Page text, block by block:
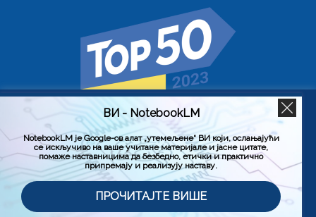
Политика приватности Услови коришћења (Лиценца)
Користимо колачиће на овој веб страници да бисмо вам
побољшали искуство коришћења нашег сајта тако што
ћемо запамтити ваше жељене поставке. Кликом на
„Прихвати све“, пристајете на употребу СВИХ колачића.
Међутим, можете да посетите „Подешавање колачића“
да бисте дали контролисану сагласност.
ВИ - NotebookLM
NotebookLM је Google-ов алат „утемељене“ ВИ који, ослањајући
се искључиво на ваше учитане материјале и јасне цитате,
помаже наставницима да безбедно, етички и практично
припремају и реализују наставу.
ПРОЧИТАЈТЕ ВИШЕ